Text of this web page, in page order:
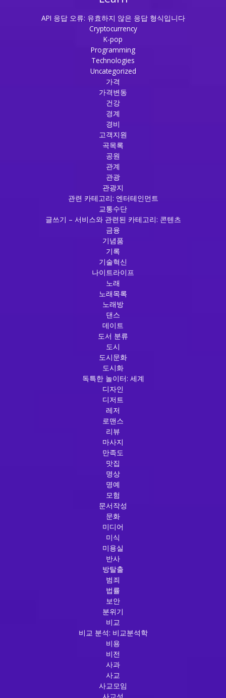
API 응답 오류: 유효하지 않은 응답 형식입니다
Cryptocurrency
K-pop
Programming
Technologies
Uncategorized
가격
가격변동
건강
경계
경비
고객지원
곡목록
공원
관계
관광
관광지
관련 카테고리: 엔터테인먼트
교통수단
글쓰기 – 서비스와 관련된 카테고리: 콘텐츠
금융
기념품
기록
기술혁신
나이트라이프
노래
노래목록
노래방
댄스
데이트
도서 분류
도시
도시문화
도시화
독특한 놀이터: 세계
디자인
디저트
레저
로맨스
리뷰
마사지
만족도
맛집
명상
명예
모험
문서작성
문화
미디어
미식
미용실
반사
방탈출
범죄
법률
보안
분위기
비교
비교 분석: 비교분석학
비용
비전
사과
사교
사교모임